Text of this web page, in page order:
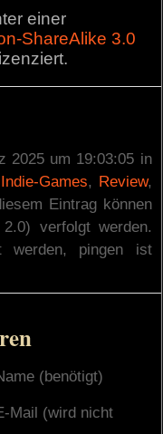
einer
ShareAlike 3.0
2025 um 19:03:05 in
Indie-Games, Review,
Eintrag können
verfolgt werden.
werden, pingen ist
(benötigt)
Mail (wird nicht